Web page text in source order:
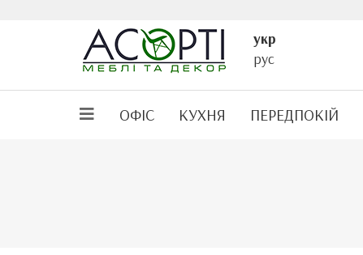
укр
рус
ОФІС КУХНЯ ПЕРЕДПОКІЙ